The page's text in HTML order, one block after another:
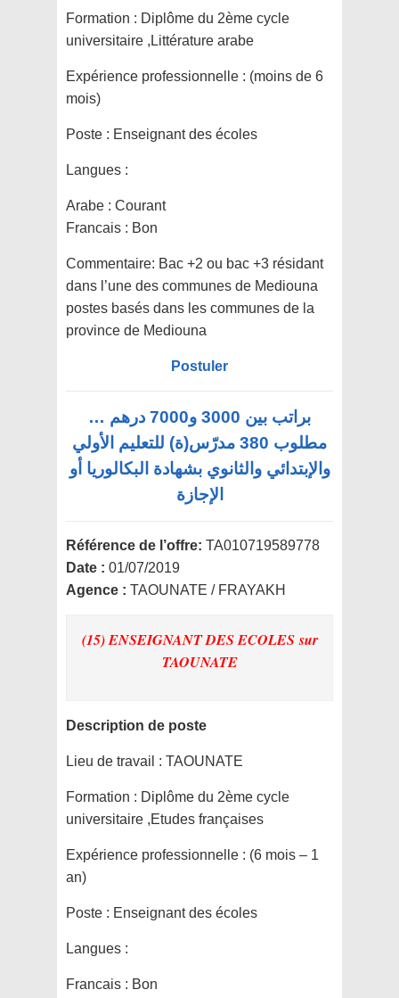
Formation : Diplôme du 2ème cycle
universitaire ,Littérature arabe
Expérience professionnelle : (moins de 6
mois)
Poste : Enseignant des écoles
Langues :
Arabe : Courant
Francais : Bon
Commentaire: Bac +2 ou bac +3 résidant
dans l’une des communes de Mediouna
postes basés dans les communes de la
province de Mediouna
Postuler
براتب بين 3000 و7000 درهم …
مطلوب 380 مدرّس(ة) للتعليم الأولي
والإبتدائي والثانوي بشهادة البكالوريا أو
الإجازة
Référence de l’offre: TA010719589778
Date : 01/07/2019
Agence : TAOUNATE / FRAYAKH
(15) ENSEIGNANT DES ECOLESsur
TAOUNATE
Description de poste
Lieu de travail : TAOUNATE
Formation : Diplôme du 2ème cycle
universitaire ,Etudes françaises
Expérience professionnelle : (6 mois – 1
an)
Poste : Enseignant des écoles
Langues :
Francais : Bon